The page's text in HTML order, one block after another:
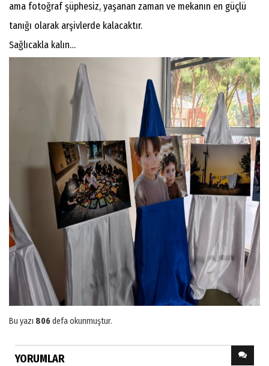
ama fotoğraf şüphesiz, yaşanan zaman ve mekanın en güçlü
tanığı olarak arşivlerde kalacaktır.
Sağlıcakla kalın…
Bu yazı 806defa okunmuştur.
YORUMLAR